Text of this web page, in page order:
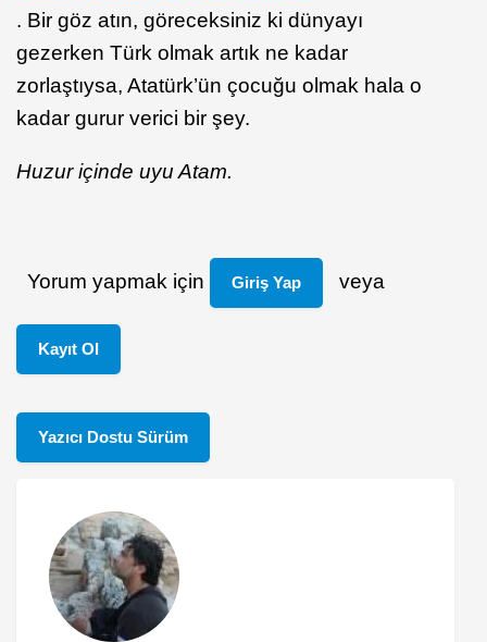
. Bir göz atın, göreceksiniz ki dünyayı
gezerken Türk olmak artık ne kadar
zorlaştıysa, Atatürk’ün çocuğu olmak hala o
kadar gurur verici bir şey.
Huzur içinde uyu Atam.
Yorum yapmak için Giriş Yap veya
Kayıt Ol
Yazıcı Dostu Sürüm